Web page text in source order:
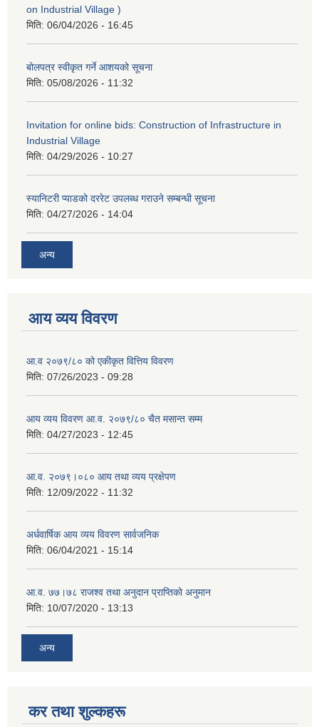
on Industrial Village )
मिति: 06/04/2026 - 16:45
बोलपत्र स्वीकृत गर्ने आशयको सूचना
मिति: 05/08/2026 - 11:32
Invitation for online bids: Construction of Infrastructure in
Industrial Village
मिति: 04/29/2026 - 10:27
स्यानिटरी प्याडको दररेट उपलब्ध गराउने सम्बन्धी सूचना
मिति: 04/27/2026 - 14:04
अन्य
आय व्यय विवरण
आ.व २०७९/८० को एकीकृत वित्तिय विवरण
मिति: 07/26/2023 - 09:28
आय व्यय विवरण आ.व. २०७९/८० चैत मसान्त सम्म
मिति: 04/27/2023 - 12:45
आ.व. २०७९।०८० आय तथा व्यय प्रक्षेपण
मिति: 12/09/2022 - 11:32
अर्धवार्षिक आय व्यय विवरण सार्वजनिक
मिति: 06/04/2021 - 15:14
आ.व. ७७।७८ राजश्व तथा अनुदान प्राप्तिको अनुमान
मिति: 10/07/2020 - 13:13
अन्य
कर तथा शुल्कहरू